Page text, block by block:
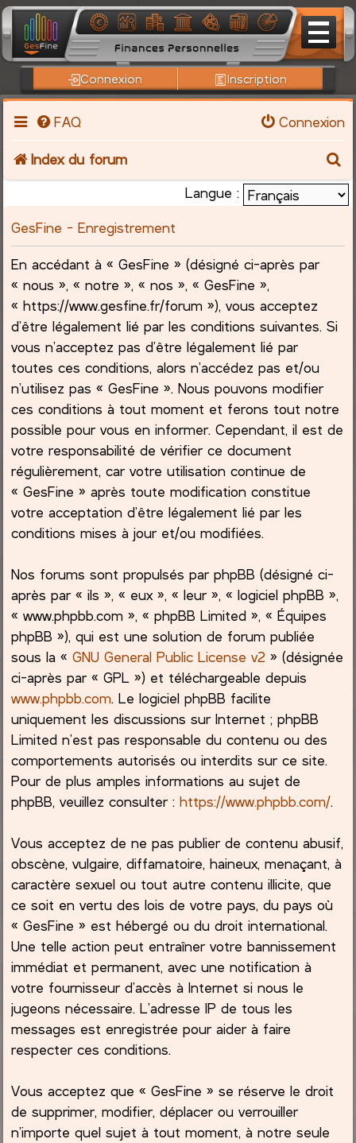
Connexion Inscription
FAQ Connexion
Index du forum
e
Langue :
GesFine - Enregistrement
En accédant à « GesFine » (désigné ci-après par
« nous », « notre », « nos », « GesFine »,
« https://www.gesfine.fr/forum »), vous acceptez
d’être légalement lié par les conditions suivantes. Si
vous n’acceptez pas d’être légalement lié par
toutes ces conditions, alors n’accédez pas et/ou
n’utilisez pas « GesFine ». Nous pouvons modifier
ces conditions à tout moment et ferons tout notre
possible pour vous en informer. Cependant, il est de
votre responsabilité de vérifier ce document
régulièrement, car votre utilisation continue de
« GesFine » après toute modification constitue
votre acceptation d’être légalement lié par les
conditions mises à jour et/ou modifiées.
Nos forums sont propulsés par phpBB (désigné ci-
après par « ils », « eux », « leur », « logiciel phpBB »,
« www.phpbb.com », « phpBB Limited », « Équipes
phpBB »), qui est une solution de forum publiée
sous la «GNU General Public License v2 » (désignée
ci-après par « GPL ») et téléchargeable depuis
www.phpbb.com. Le logiciel phpBB facilite
uniquement les discussions sur Internet ; phpBB
Limited n’est pas responsable du contenu ou des
comportements autorisés ou interdits sur ce site.
Pour de plus amples informations au sujet de
phpBB, veuillez consulter :https://www.phpbb.com/.
Vous acceptez de ne pas publier de contenu abusif,
obscène, vulgaire, diffamatoire, haineux, menaçant, à
caractère sexuel ou tout autre contenu illicite, que
ce soit en vertu des lois de votre pays, du pays où
« GesFine » est hébergé ou du droit international.
Une telle action peut entraîner votre bannissement
immédiat et permanent, avec une notification à
votre fournisseur d’accès à Internet si nous le
jugeons nécessaire. L’adresse IP de tous les
messages est enregistrée pour aider à faire
respecter ces conditions.
Vous acceptez que « GesFine » se réserve le droit
de supprimer, modifier, déplacer ou verrouiller
n’importe quel sujet à tout moment, à notre seule